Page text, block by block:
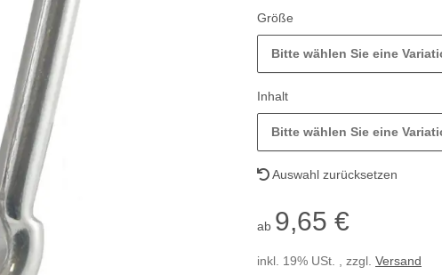
Größe
Bitte wählen Sie eine
Inhalt
Bitte wählen Sie eine
Auswahl zurücksetzen
ab 9,65 €
inkl. 19% USt. , zzgl. Versand